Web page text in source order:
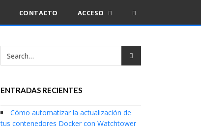
CONTACTO ACCESO
ENTRADAS RECIENTES
Cómo automatizar la actualización de
tus contenedores Docker con Watchtower